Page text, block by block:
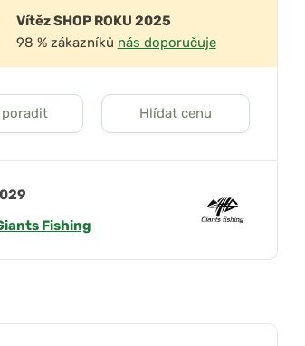
Vítěz SHOP ROKU 2025
98 % zákazníků nás doporučuje
poradit Hlídat cenu
Fishing